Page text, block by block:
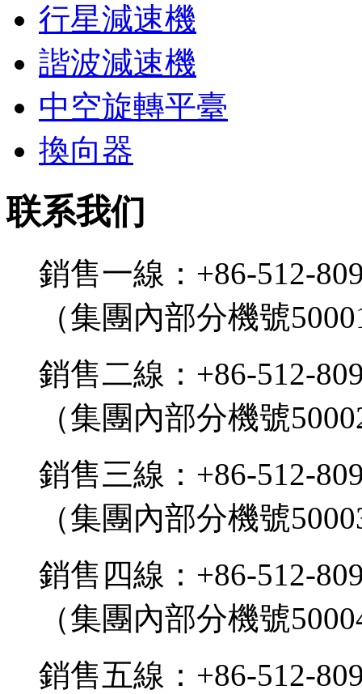
行星減速機
諧波減速機
中空旋轉平臺
換向器
联系我们
銷售一線：+86-512-
（集團內部分機號
銷售二線：+86-512-
（集團內部分機號
銷售三線：+86-512-
（集團內部分機號
銷售四線：+86-512-
（集團內部分機號
銷售五線：+86-512-